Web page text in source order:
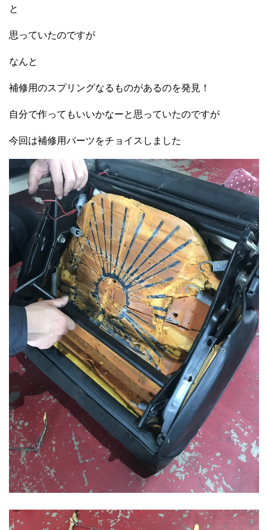
と
思っていたのですが
なんと
補修用のスプリングなるものがあるのを発見！
自分で作ってもいいかなーと思っていたのですが
今回は補修用パーツをチョイスしました